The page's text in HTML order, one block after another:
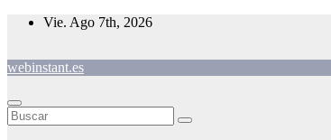
Saltar
Vie. Ago 7th, 2026
webinstant.es